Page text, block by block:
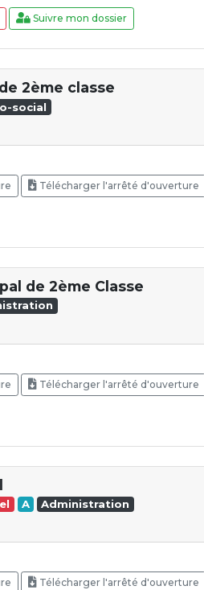
Suivre mon dossier
2ème classe
social
Télécharger l'arrêté d'ouverture
de 2ème Classe
Télécharger l'arrêté d'ouverture
A Administration
Télécharger l'arrêté d'ouverture